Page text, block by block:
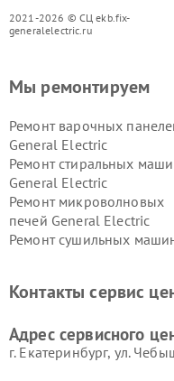
2021-2026 © СЦ ekb.fix-
generalelectric.ru
Мы ремонтируем
Ремонт варочных
General Electric
Ремонт стиральных
General Electric
Ремонт микроволновых
печей General Electric
Ремонт сушильных
Electric
Контакты сервис
Адрес сервисного
г. Екатеринбург, ул.